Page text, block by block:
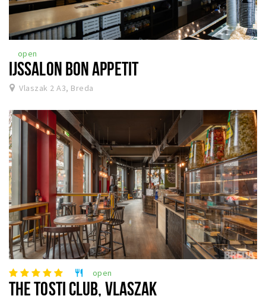
open
IJSSALON BON APPETIT
Vlaszak 2 A3, Breda
restaurant open
THE TOSTI CLUB, VLASZAK